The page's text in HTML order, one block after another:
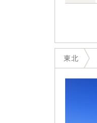
東北